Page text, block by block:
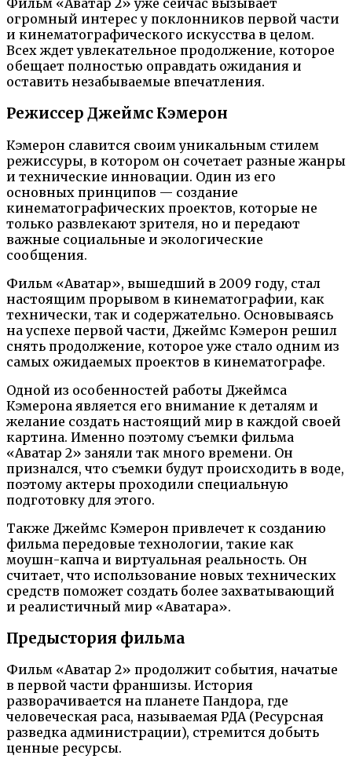
Фильм «Аватар 2» уже сейчас вызывает
огромный интерес у поклонников первой части
и кинематографического искусства в целом.
Всех ждет увлекательное продолжение, которое
обещает полностью оправдать ожидания и
оставить незабываемые впечатления.
Режиссер Джеймс Кэмерон
Кэмерон славится своим уникальным стилем
режиссуры, в котором он сочетает разные жанры
и технические инновации. Один из его
основных принципов — создание
кинематографических проектов, которые не
только развлекают зрителя, но и передают
важные социальные и экологические
сообщения.
Фильм «Аватар», вышедший в 2009 году, стал
настоящим прорывом в кинематографии, как
технически, так и содержательно. Основываясь
на успехе первой части, Джеймс Кэмерон решил
снять продолжение, которое уже стало одним из
самых ожидаемых проектов в кинематографе.
Одной из особенностей работы Джеймса
Кэмерона является его внимание к деталям и
желание создать настоящий мир в каждой своей
картина. Именно поэтому съемки фильма
«Аватар 2» заняли так много времени. Он
признался, что съемки будут происходить в воде,
поэтому актеры проходили специальную
подготовку для этого.
Также Джеймс Кэмерон привлечет к созданию
фильма передовые технологии, такие как
моушн-капча и виртуальная реальность. Он
считает, что использование новых технических
средств поможет создать более захватывающий
и реалистичный мир «Аватара».
Предыстория фильма
Фильм «Аватар 2» продолжит события, начатые
в первой части франшизы. История
разворачивается на планете Пандора, где
человеческая раса, называемая РДА (Ресурсная
разведка администрации), стремится добыть
ценные ресурсы.